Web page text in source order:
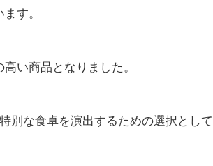
す。
い商品となりました。
別な食卓を演出するための選択として